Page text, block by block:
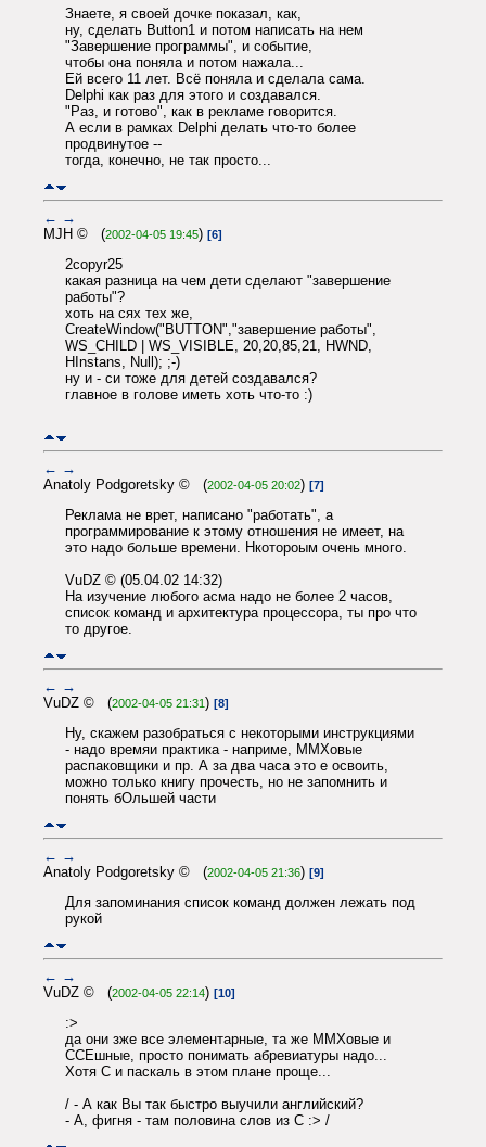
Знаете, я своей дочке показал, как,
ну, сделать Button1 и потом написать на нем
"Завершение программы", и событие,
чтобы она поняла и потом нажала...
Ей всего 11 лет. Всё поняла и сделала сама.
Delphi как раз для этого и создавался.
"Раз, и готово", как в рекламе говорится.
А если в рамках Delphi делать что-то более
продвинутое --
тогда, конечно, не так просто...
← →
MJH © (2002-04-05 19:45) [6]
2copyr25
какая разница на чем дети сделают "завершение
работы"?
хоть на сях тех же,
CreateWindow("BUTTON","завершение работы",
WS_CHILD | WS_VISIBLE, 20,20,85,21, HWND,
HInstans, Null); ;-)
ну и - си тоже для детей создавался?
главное в голове иметь хоть что-то :)
← →
Anatoly Podgoretsky © (2002-04-05 20:02) [7]
Реклама не врет, написано "работать", а
программирование к этому отношения не имеет, на
это надо больше времени. Нкотороым очень много.
VuDZ © (05.04.02 14:32)
На изучение любого асма надо не более 2 часов,
список команд и архитектура процессора, ты про что
то другое.
← →
VuDZ © (2002-04-05 21:31) [8]
Ну, скажем разобраться с некоторыми инструкциями
- надо времяи практика - наприме, ММХовые
распаковщики и пр. А за два часа это е освоить,
можно только книгу прочесть, но не запомнить и
понять бОльшей части
← →
Anatoly Podgoretsky © (2002-04-05 21:36) [9]
Для запоминания список команд должен лежать под
рукой
← →
VuDZ © (2002-04-05 22:14) [10]
:>
да они зже все элементарные, та же ММХовые и
ССЕшные, просто понимать абревиатуры надо...
Хотя С и паскаль в этом плане проще...
/ - А как Вы так быстро выучили английский?
- А, фигня - там половина слов из С :> /